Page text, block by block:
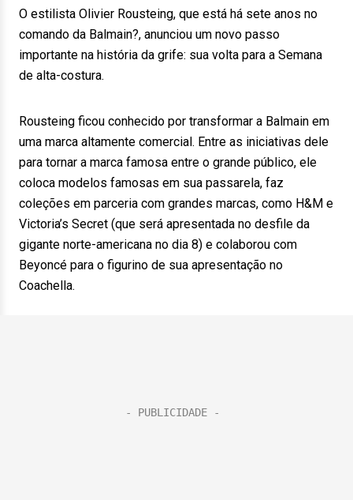
O estilista Olivier Rousteing, que está há sete anos no
comando da Balmain?, anunciou um novo passo
importante na história da grife: sua volta para a Semana
de alta-costura.
Rousteing ficou conhecido por transformar a Balmain em
uma marca altamente comercial. Entre as iniciativas dele
para tornar a marca famosa entre o grande público, ele
coloca modelos famosas em sua passarela, faz
coleções em parceria com grandes marcas, como H&M e
Victoria’s Secret (que será apresentada no desfile da
gigante norte-americana no dia 8) e colaborou com
Beyoncé para o figurino de sua apresentação no
Coachella.